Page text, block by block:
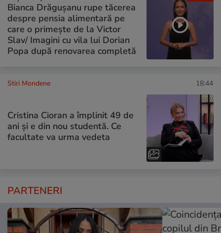
Bianca Drăgușanu rupe tăcerea
despre pensia alimentară pe
care o primește de la Victor
Slav/ Imagini cu vila lui Dorian
Popa după renovarea completă
Stiri Mondene 18:44
Cristina Cioran a împlinit 49 de
ani și e din nou studentă. Ce
facultate va urma vedeta
PARTENERI